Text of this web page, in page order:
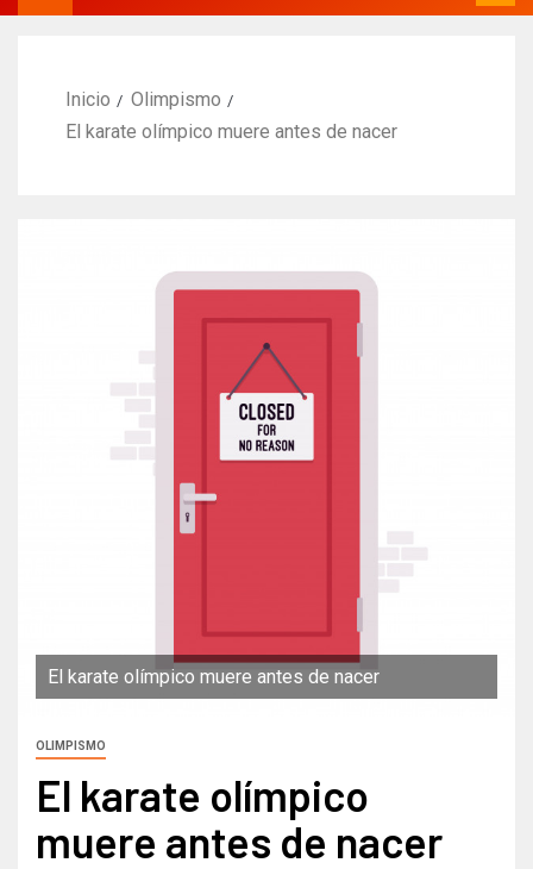
Inicio
Olimpismo
El karate olímpico muere antes de nacer
El karate olímpico muere antes de nacer
OLIMPISMO
El karate olímpico
muere antes de nacer